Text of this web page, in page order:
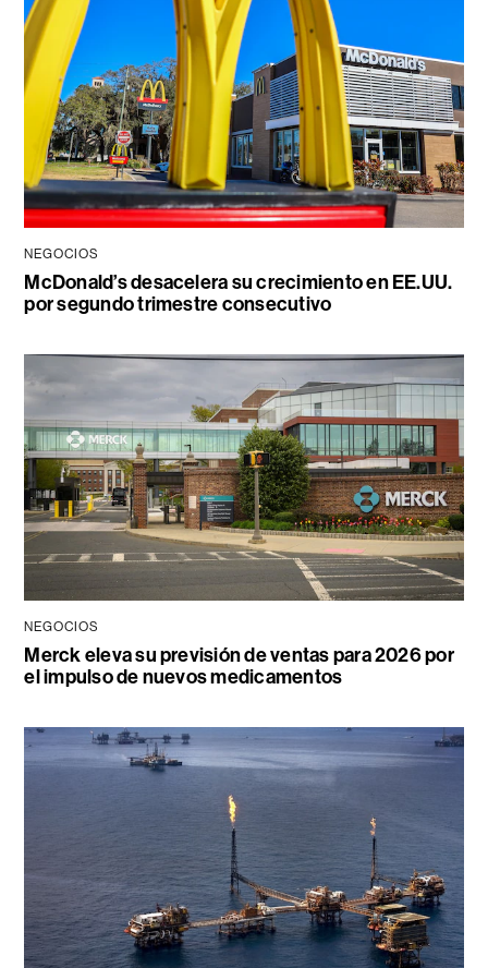
NEGOCIOS
McDonald’s desacelera su crecimiento en EE.UU.
por segundo trimestre consecutivo
NEGOCIOS
Merck eleva su previsión de ventas para 2026 por
el impulso de nuevos medicamentos